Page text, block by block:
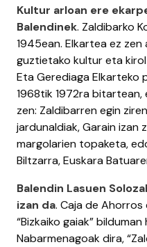
Kultur arloan ere
Balendinek. Zaldibarko
1945ean. Elkartea ez
guztietako kultur eta
Eta Gerediaga Elkarteko
1968tik 1972ra bitartean,
zen: Zaldibarren egin
jardunaldiak, Garain izan
margolarien topaketa,
Biltzarra, Euskara
Balendin Lasuen
izan da. Caja de
“Bizkaiko gaiak”
Nabarmenagoak dira,